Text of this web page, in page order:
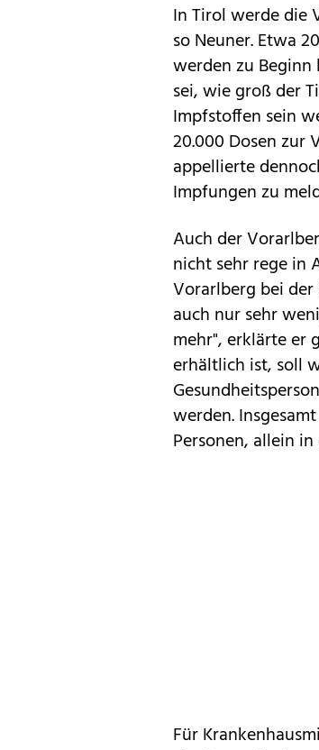
In Tirol werde die
so Neuner. Etwa
werden zu
sei, wie groß der
Impfstoffen sein
20.000 Dosen zur
appellierte
Impfungen zu
Auch der
nicht sehr rege in
Vorarlberg bei
auch nur sehr
mehr", erklärte er
erhältlich ist, soll
werden.
Personen, allein
Für